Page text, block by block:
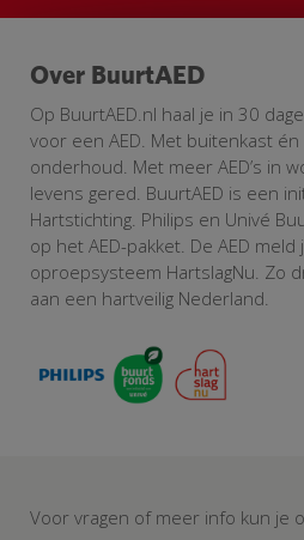
Over BuurtAED
Op BuurtAED.nl haal je in 30
voor een AED. Met buitenkast
onderhoud. Met meer AED’s in
levens gered. BuurtAED is een
Hartstichting. Philips en Univé
op het AED-pakket. De AED
oproepsysteem HartslagNu. Zo
aan een hartveilig Nederland.
Voor vragen of meer info kun je